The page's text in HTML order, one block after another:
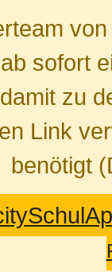
sofort
zu
Link
benötigt